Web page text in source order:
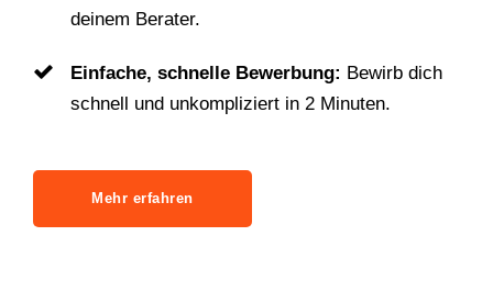
deinem Berater.
Einfache, schnelle Bewerbung: Bewirb dich
schnell und unkompliziert in 2 Minuten.
Mehr erfahren